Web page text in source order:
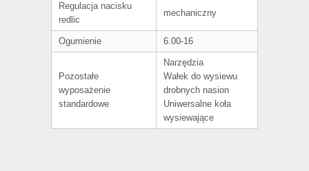
Regulacja nacisku
redlic
mechaniczny
Ogumienie 6.00-16
Pozostałe
wyposażenie
standardowe
Narzędzia
Wałek do wysiewu
drobnych nasion
Uniwersalne koła
wysiewające